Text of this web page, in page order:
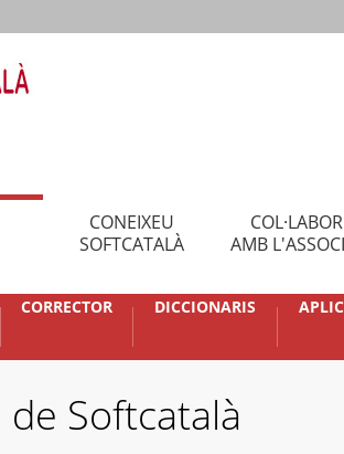
CONEIXEU
SOFTCATALÀ
AMB
CORRECTOR DICCIONARIS
Softcatalà